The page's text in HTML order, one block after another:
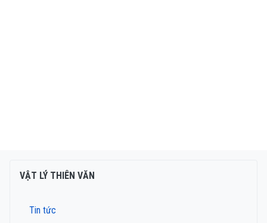
VẬT LÝ THIÊN VĂN
Tin tức